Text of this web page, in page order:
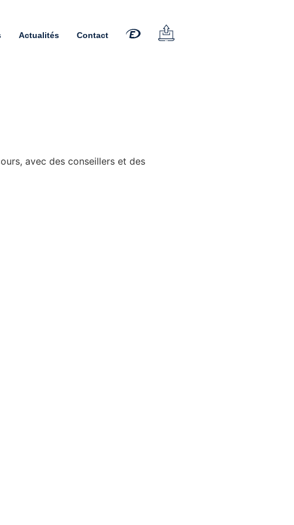
Actualités Contact
avec des conseillers et des